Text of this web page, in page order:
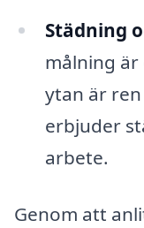
Städning
målning
ytan är
erbjuder
arbete.
Genom att